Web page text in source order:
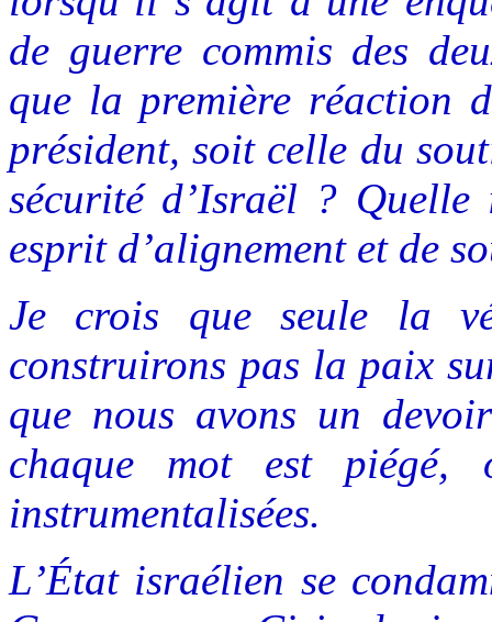
de guerre commis des
que la première réaction
président, soit celle du
sécurité d’Israël ?
esprit d’alignement et de
Je crois que seule la
construirons pas la paix
que nous avons un
chaque mot est piégé,
instrumentalisées.
L’État israélien se